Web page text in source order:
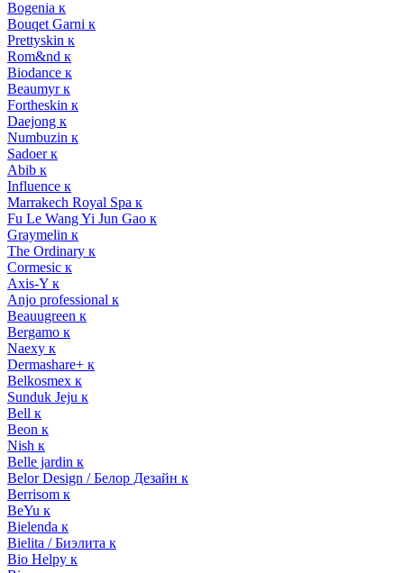
Bogenia к
Bouqet Garni к
Prettyskin к
Rom&nd к
Biodance к
Beaumyr к
Fortheskin к
Daejong к
Numbuzin к
Sadoer к
Abib к
Influence к
Marrakech Royal Spa к
Fu Le Wang Yi Jun Gao к
Graymelin к
The Ordinary к
Cormesic к
Axis-Y к
Anjo professional к
Beauugreen к
Bergamo к
Naexy к
Dermashare+ к
Belkosmex к
Sunduk Jeju к
Bell к
Beon к
Nish к
Belle jardin к
Belor Design / Белор Дезайн к
Berrisom к
BeYu к
Bielenda к
Bielita / Биэлита к
Bio Helpy к